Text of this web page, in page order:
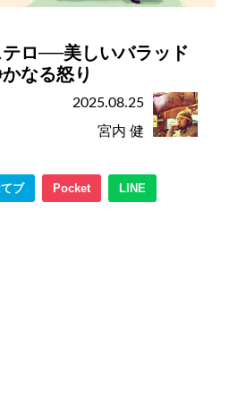
ロ──美しいバラッド
なる怒り
2025.08.25
宮内 健
ブ Pocket LINE